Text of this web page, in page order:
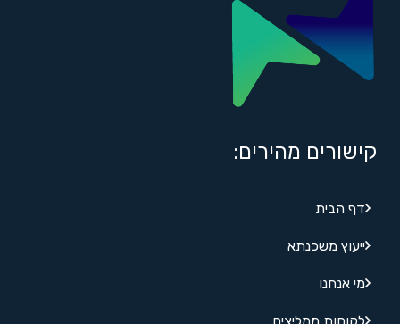
קישורים מהירים:
דף הבית
ייעוץ משכנתא
מי אנחנו
לקוחות ממליצים